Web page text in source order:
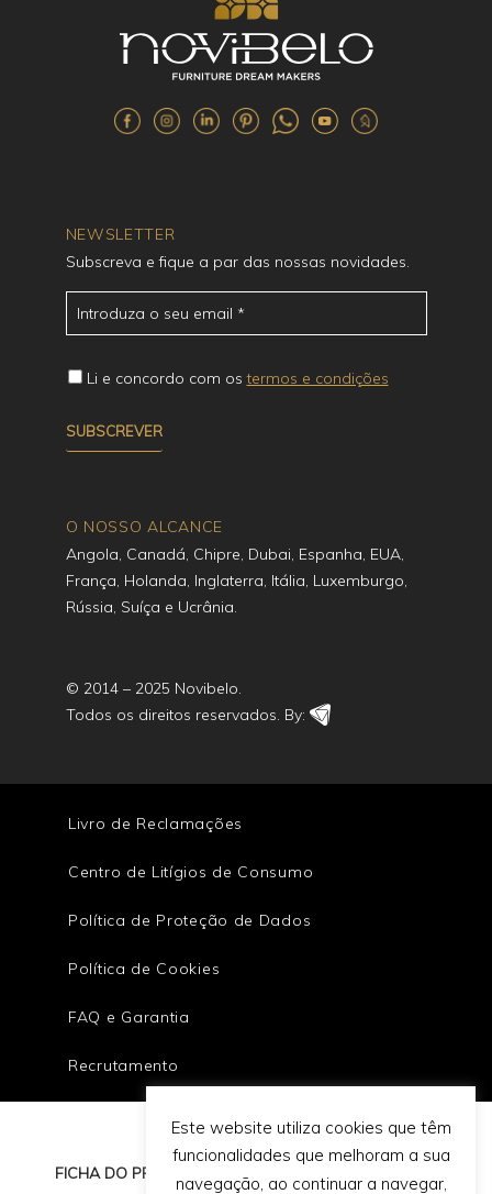
NEWSLETTER
Subscreva e fique a par das nossas novidades.
Li e concordo com ostermos e condições
O NOSSO ALCANCE
Angola, Canadá, Chipre, Dubai, Espanha, EUA,
França, Holanda, Inglaterra, Itália, Luxemburgo,
Rússia, Suíça e Ucrânia.
© 2014 – 2025 Novibelo.
Todos os direitos reservados. By:
Livro de Reclamações
Centro de Litígios de Consumo
Política de Proteção de Dados
Política de Cookies
FAQ e Garantia
Recrutamento
FICHA DO PROJETO
Este website utiliza cookies que têm
funcionalidades que melhoram a sua
navegação, ao continuar a navegar,